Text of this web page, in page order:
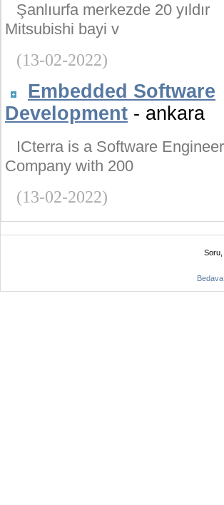
Şanlıurfa merkezde 20 yıldır
Mitsubishi bayi v
(13-02-2022)
Embedded Software
Development - ankara
ICterra is a Software
Company with 200
(13-02-2022)